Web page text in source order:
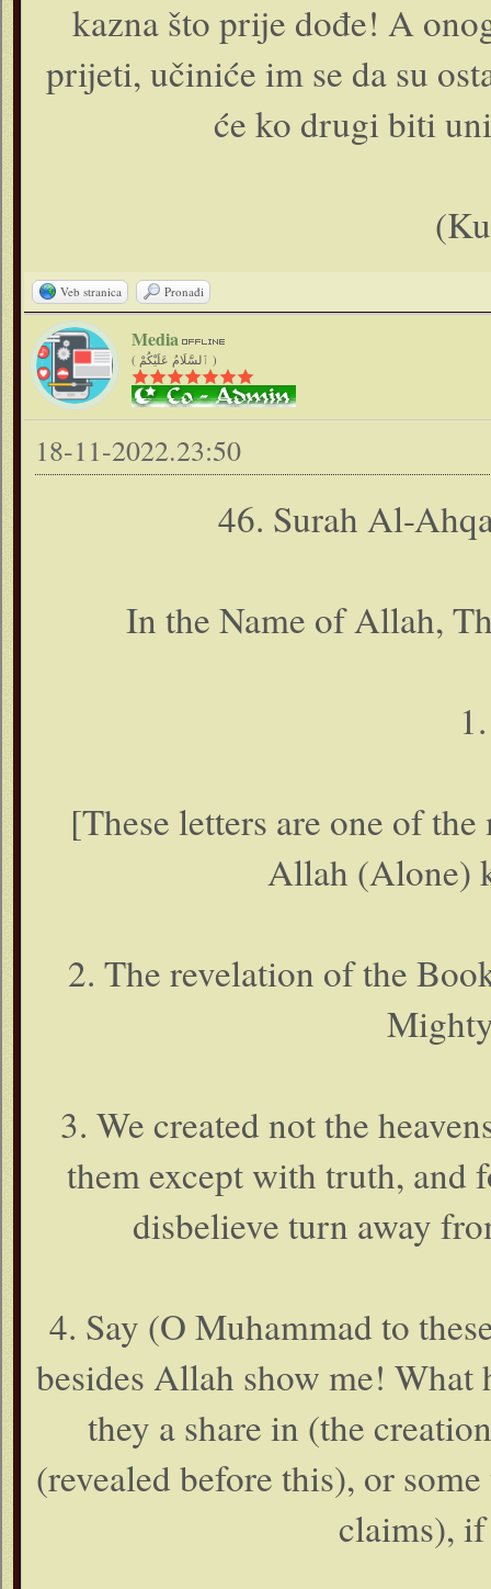
kazna što prije dođe! A
prijeti, učiniće im se da su
će ko drugi biti
Veb stranica Pronađi
Media
( ٱلسَّلَامُ عَلَيْكُمْ )
18-11-2022.23:50
46. Surah Al-
In the Name of Allah,
[These letters are one of
Allah (Alone)
2. The revelation of the
3. We created not the
them except with truth, and
disbelieve turn away
4. Say (O Muhammad to
besides Allah show me! What
they a share in (the
(revealed before this), or
claims),